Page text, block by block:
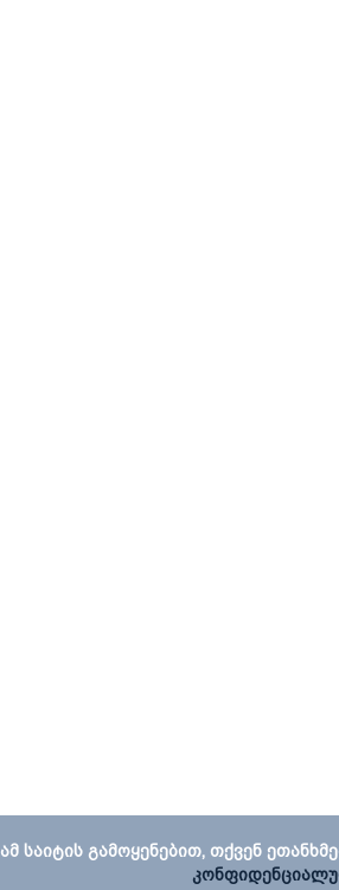
ამ საიტის გამოყენებით, თქვენ